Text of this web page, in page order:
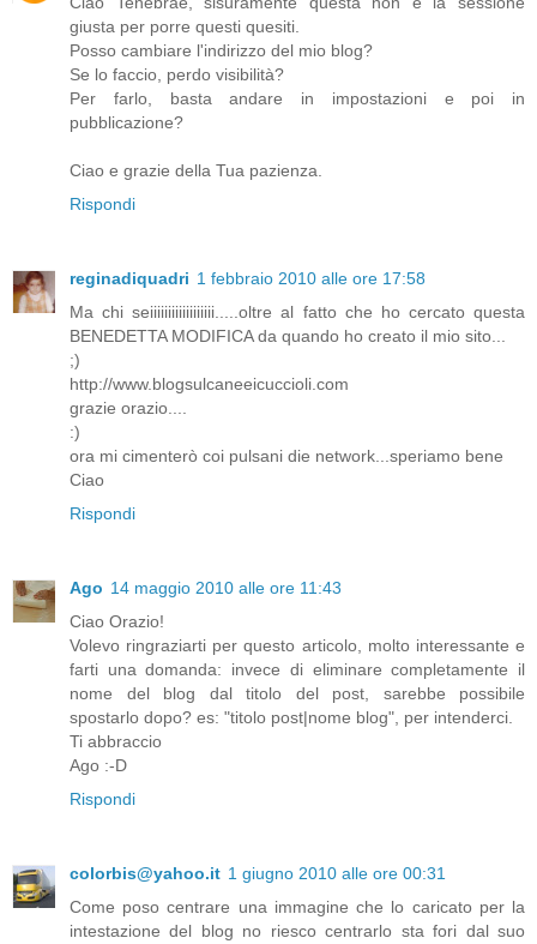
giusta per porre questi quesiti.
Posso cambiare l'indirizzo del mio blog?
Se lo faccio, perdo visibilità?
Per farlo, basta andare in impostazioni e poi in
pubblicazione?
Ciao e grazie della Tua pazienza.
Rispondi
reginadiquadri 1 febbraio 2010 alle ore 17:58
Ma chi seiiiiiiiiiiiiiiiiii.....oltre al fatto che ho cercato questa
BENEDETTA MODIFICA da quando ho creato il mio sito...
;)
http://www.blogsulcaneeicuccioli.com
grazie orazio....
:)
ora mi cimenterò coi pulsani die network...speriamo bene
Ciao
Rispondi
Ago 14 maggio 2010 alle ore 11:43
Ciao Orazio!
Volevo ringraziarti per questo articolo, molto interessante e
farti una domanda: invece di eliminare completamente il
nome del blog dal titolo del post, sarebbe possibile
spostarlo dopo? es: "titolo post|nome blog", per intenderci.
Ti abbraccio
Ago :-D
Rispondi
colorbis@yahoo.it 1 giugno 2010 alle ore 00:31
Come poso centrare una immagine che lo caricato per la
intestazione del blog no riesco centrarlo sta fori dal suo